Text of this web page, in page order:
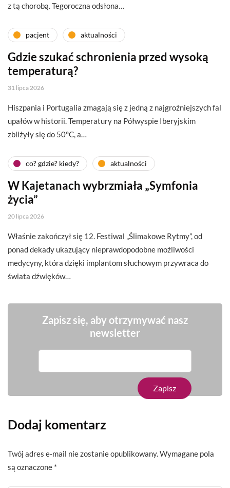
z tą chorobą. Tegoroczna odsłona…
pacjent aktualności
Gdzie szukać schronienia przed wysoką
temperaturą?
31 lipca 2026
Hiszpania i Portugalia zmagają się z jedną z najgroźniejszych fal
upałów w historii. Temperatury na Półwyspie Iberyjskim
zbliżyły się do 50°C, a…
co? gdzie? kiedy? aktualności
W Kajetanach wybrzmiała „Symfonia
życia”
20 lipca 2026
Właśnie zakończył się 12. Festiwal „Ślimakowe Rytmy”, od
ponad dekady ukazujący nieprawdopodobne możliwości
medycyny, która dzięki implantom słuchowym przywraca do
świata dźwięków…
Zapisz się, aby otrzymywać nasz
newsletter
Dodaj komentarz
Twój adres e-mail nie zostanie opublikowany. Wymagane pola
są oznaczone *